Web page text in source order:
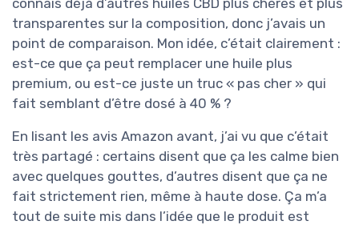
transparentes sur la composition, donc j’avais un
point de comparaison. Mon idée, c’était clairement :
est-ce que ça peut remplacer une huile plus
premium, ou est-ce juste un truc « pas cher » qui
fait semblant d’être dosé à 40 % ?
En lisant les avis Amazon avant, j’ai vu que c’était
très partagé : certains disent que ça les calme bien
avec quelques gouttes, d’autres disent que ça ne
fait strictement rien, même à haute dose. Ça m’a
tout de suite mis dans l’idée que le produit est